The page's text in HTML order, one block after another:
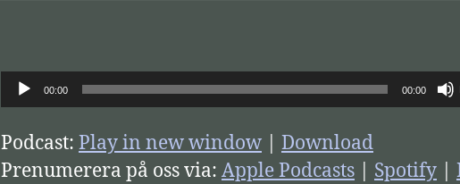
j
u
d
00:00 00:00
Podcast: Play in new window
Download
Prenumerera på oss via: Apple Podcasts Spotify